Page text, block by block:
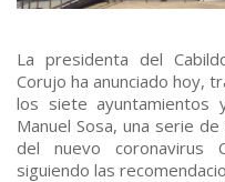
La presidenta del
Corujo ha anunciado hoy,
los siete ayuntamientos
Manuel Sosa, una serie
del nuevo coronavirus
siguiendo las